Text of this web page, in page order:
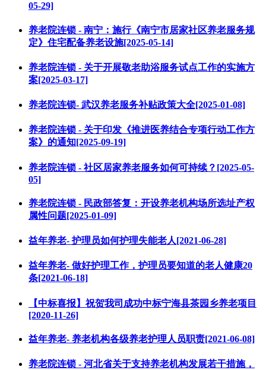
05-29]
养老院连锁 - 南宁：施行《南宁市居家社区养老服务规
定》住宅配备养老设施[2025-05-14]
养老院连锁 - 关于开展敬老助浴服务试点工作的实施方
案[2025-03-17]
养老院连锁- 武汉养老服务补贴政策大全[2025-01-08]
养老院连锁 - 关于印发《推进医养结合专项行动工作方
案》的通知[2025-09-19]
养老院连锁 - 社区居家养老服务如何可持续？[2025-05-
05]
养老院连锁 - 民政部答复：开设养老机构场所选址产权
属性问题[2025-01-09]
益年养老- 护理员如何护理失能老人[2021-06-28]
益年养老- 做好护理工作，护理员要知道的老人健康20
条[2021-06-18]
【中标喜报】祝贺我司成功中标宁海县茶园乡养老项目
[2020-11-26]
益年养老- 养老机构各级养老护理人员职责[2021-06-08]
养老院连锁 - 河北省关于支持养老机构发展若干措施，